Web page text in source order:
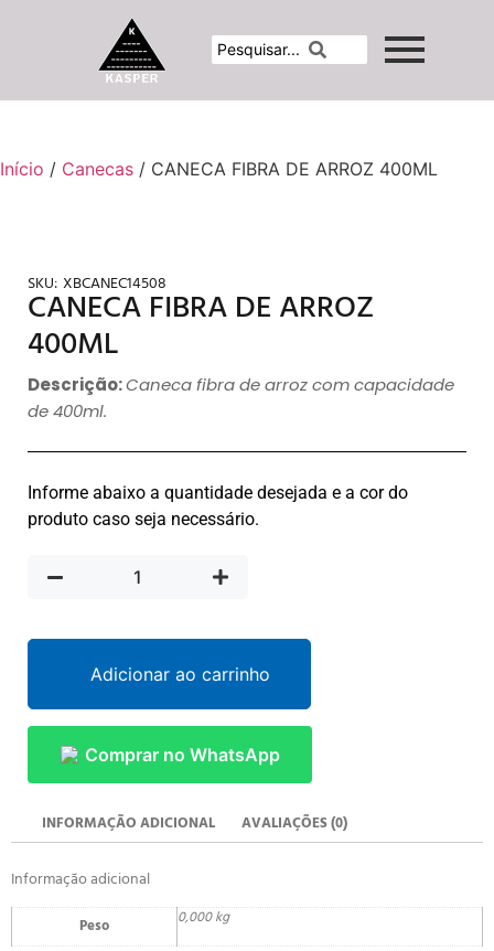
Início / Canecas / CANECA FIBRA DE ARROZ 400ML
SKU: XBCANEC14508
CANECA FIBRA DE ARROZ
400ML
Descrição:Caneca fibra de arroz com capacidade
de 400ml.
Informe abaixo a quantidade desejada e a cor do
produto caso seja necessário.
Adicionar ao carrinho
Comprar no WhatsApp
INFORMAÇÃO ADICIONAL AVALIAÇÕES (0)
Informação adicional
Peso 0,000 kg